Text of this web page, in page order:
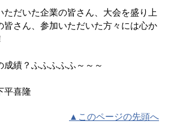
ただいた企業の皆さん、大会を盛り上
皆さん、参加いただいた方々には心か
績？ふふふふふ～～～
喜隆
▲このページの先頭へ